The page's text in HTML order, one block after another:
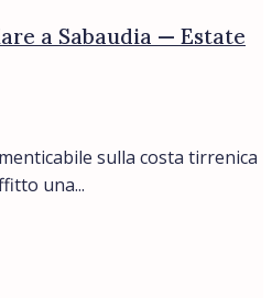
a Sabaudia — Estate
sulla costa tirrenica
una...